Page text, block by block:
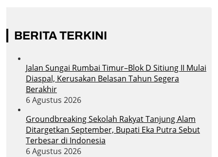
BERITA TERKINI
Jalan Sungai Rumbai Timur–Blok D Sitiung II Mulai
Diaspal, Kerusakan Belasan Tahun Segera
Berakhir
6 Agustus 2026
Groundbreaking Sekolah Rakyat Tanjung Alam
Ditargetkan September, Bupati Eka Putra Sebut
Terbesar di Indonesia
6 Agustus 2026